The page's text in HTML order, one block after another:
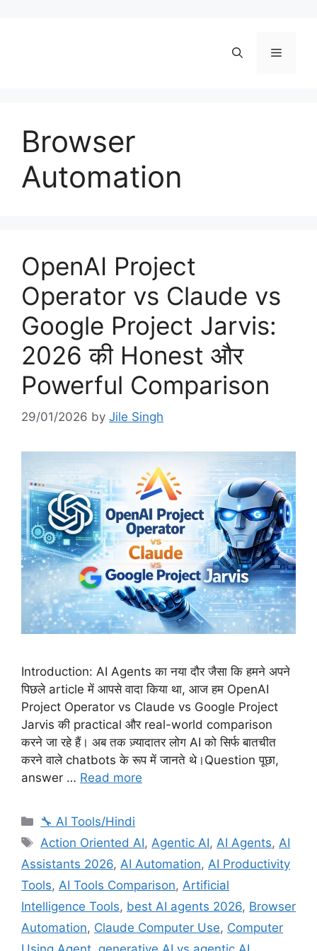
Menu
Browser
Automation
OpenAI Project
Operator vs Claude vs
Google Project Jarvis:
2026 की Honest और
Powerful Comparison
29/01/2026 by Jile Singh
Introduction: AI Agents का नया दौर जैसा कि हमने अपने
पिछले article में आपसे वादा किया था, आज हम OpenAI
Project Operator vs Claude vs Google Project
Jarvis की practical और real-world comparison
करने जा रहे हैं। अब तक ज़्यादातर लोग AI को सिर्फ बातचीत
करने वाले chatbots के रूप में जानते थे।Question पूछा,
answer … Read more
Categories
🔧 AI Tools/Hindi
Tags
Action Oriented AI,Agentic AI,AI Agents,AI
Assistants 2026, AI Automation, AI Productivity
Tools, AI Tools Comparison, Artificial
Intelligence Tools, best AI agents 2026, Browser
Automation, Claude Computer Use, Computer